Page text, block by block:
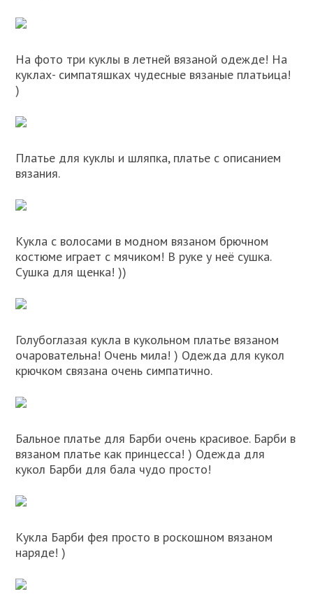
На фото три куклы в летней вязаной одежде! На
куклах- симпатяшках чудесные вязаные платьица!
)
Платье для куклы и шляпка, платье с описанием
вязания.
Кукла с волосами в модном вязаном брючном
костюме играет с мячиком! В руке у неё сушка.
Сушка для щенка! ))
Голубоглазая кукла в кукольном платье вязаном
очаровательна! Очень мила! ) Одежда для кукол
крючком связана очень симпатично.
Бальное платье для Барби очень красивое. Барби в
вязаном платье как принцесса! ) Одежда для
кукол Барби для бала чудо просто!
Кукла Барби фея просто в роскошном вязаном
наряде! )